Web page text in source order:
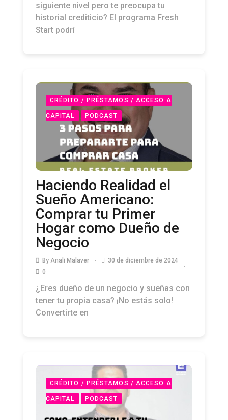
siguiente nivel pero te preocupa tu
historial crediticio? El programa Fresh
Start podrí
CRÉDITO / PRÉSTAMOS / ACCESO A
CAPITAL PODCAST
Haciendo Realidad el
Sueño Americano:
Comprar tu Primer
Hogar como Dueño de
Negocio
By Anali Malaver
30 de diciembre de 2024
0
¿Eres dueño de un negocio y sueñas con
tener tu propia casa? ¡No estás solo!
Convertirte en
CRÉDITO / PRÉSTAMOS / ACCESO A
CAPITAL PODCAST